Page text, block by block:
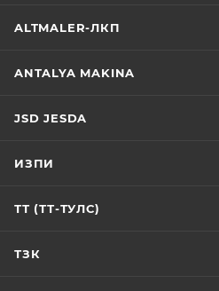
ALTMALER-ЛКП
ANTALYA MAKINA
JSD JESDA
ИЗПИ
ТТ (ТТ-ТУЛС)
ТЗК